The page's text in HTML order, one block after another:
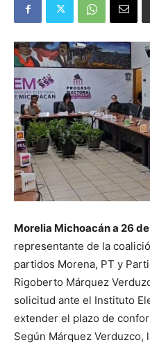
Morelia Michoacán a 26
representante de la
partidos Morena, PT y
Rigoberto Márquez
solicitud ante el Instituto
extender el plazo de
Según Márquez